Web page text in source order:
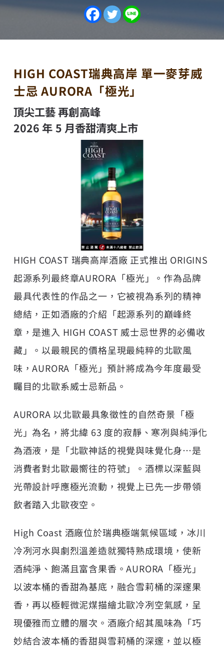
HIGH COAST瑞典高岸 單一麥芽威
士忌 AURORA「極光」
頂尖工藝 再創高峰
2026 年 5 月香甜清爽上市
HIGH COAST 瑞典高岸酒廠 正式推出 ORIGINS
起源系列最終章AURORA「極光」。作為品牌
最具代表性的作品之一，它被視為系列的精神
總結，正如酒廠的介紹「起源系列的巔峰終
章，是進入 HIGH COAST 威士忌世界的必備收
藏」。以最親民的價格呈現最純粹的北歐風
味，AURORA「極光」預計將成為今年度最受
矚目的北歐系威士忌新品。
AURORA 以北歐最具象徵性的自然奇景「極
光」為名，將北緯 63 度的寂靜、寒冽與純淨化
為酒液，是「北歐神話的視覺與味覺化身…是
消費者對北歐最嚮往的符號」。酒標以深藍與
光帶設計呼應極光流動，視覺上已先一步帶領
飲者踏入北歐夜空。
High Coast 酒廠位於瑞典極端氣候區域，冰川
冷冽河水與劇烈溫差造就獨特熟成環境，使新
酒純淨、飽滿且富含果香。AURORA「極光」
以波本桶的香甜為基底，融合雪莉桶的深邃果
香，再以極輕微泥煤描繪北歐冷冽空氣感，呈
現優雅而立體的層次。酒廠介紹其風味為「巧
妙結合波本桶的香甜與雪莉桶的深邃，並以極